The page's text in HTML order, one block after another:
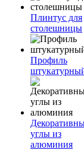
Плинтус для
столешницы
Профиль
углы из
алюминия